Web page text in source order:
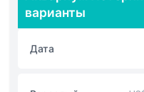
класса и живыми
уникально
которых оживлена
светодиодных панелей,
захватывающий
варианты
Дата